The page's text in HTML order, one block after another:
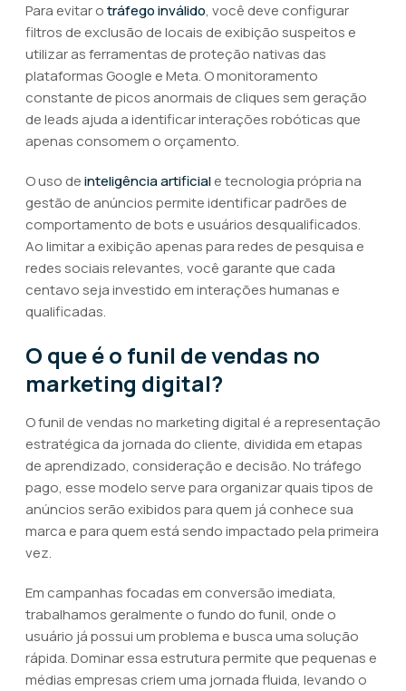
Para evitar otráfego inválido, você deve configurar
filtros de exclusão de locais de exibição suspeitos e
utilizar as ferramentas de proteção nativas das
plataformas Google e Meta. O monitoramento
constante de picos anormais de cliques sem geração
de leads ajuda a identificar interações robóticas que
apenas consomem o orçamento.
O uso deinteligência artificiale tecnologia própria na
gestão de anúncios permite identificar padrões de
comportamento de bots e usuários desqualificados.
Ao limitar a exibição apenas para redes de pesquisa e
redes sociais relevantes, você garante que cada
centavo seja investido em interações humanas e
qualificadas.
O que é o funil de vendas no
marketing digital?
O funil de vendas no marketing digital é a representação
estratégica da jornada do cliente, dividida em etapas
de aprendizado, consideração e decisão. No tráfego
pago, esse modelo serve para organizar quais tipos de
anúncios serão exibidos para quem já conhece sua
marca e para quem está sendo impactado pela primeira
vez.
Em campanhas focadas em conversão imediata,
trabalhamos geralmente o fundo do funil, onde o
usuário já possui um problema e busca uma solução
rápida. Dominar essa estrutura permite que pequenas e
médias empresas criem uma jornada fluida, levando o